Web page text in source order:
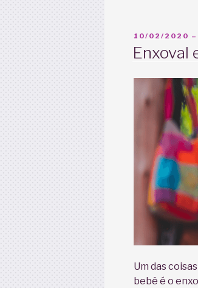
PUBLICADO
10/02/2020 –
Enxoval
Um das
bebê é o